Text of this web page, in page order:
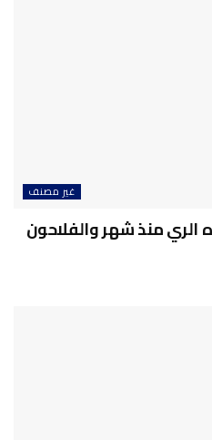
غير مصنف
الري منذ شهر والفلاحون